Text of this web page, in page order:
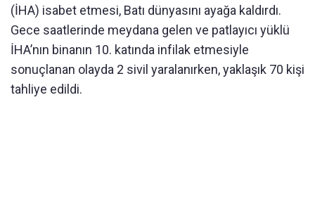
(İHA) isabet etmesi, Batı dünyasını ayağa kaldırdı.
Gece saatlerinde meydana gelen ve patlayıcı yüklü
İHA’nın binanın 10. katında infilak etmesiyle
sonuçlanan olayda 2 sivil yaralanırken, yaklaşık 70 kişi
tahliye edildi.